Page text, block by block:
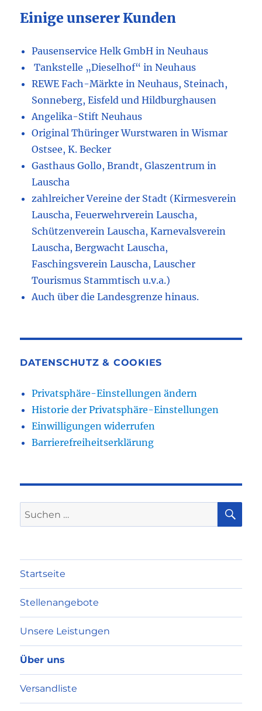
Einige unserer Kunden
Pausenservice Helk GmbH in Neuhaus
Tankstelle „Dieselhof“ in Neuhaus
REWE Fach-Märkte in Neuhaus, Steinach,
Sonneberg, Eisfeld und Hildburghausen
Angelika-Stift Neuhaus
Original Thüringer Wurstwaren in Wismar
Ostsee, K. Becker
Gasthaus Gollo, Brandt, Glaszentrum in
Lauscha
zahlreicher Vereine der Stadt (Kirmesverein
Lauscha, Feuerwehrverein Lauscha,
Schützenverein Lauscha, Karnevalsverein
Lauscha, Bergwacht Lauscha,
Faschingsverein Lauscha, Lauscher
Tourismus Stammtisch u.v.a.)
Auch über die Landesgrenze hinaus.
DATENSCHUTZ & COOKIES
Privatsphäre-Einstellungen ändern
Historie der Privatsphäre-Einstellungen
Einwilligungen widerrufen
Barrierefreiheitserklärung
Suchen
nach:
Startseite
Stellenangebote
Unsere Leistungen
Über uns
Versandliste